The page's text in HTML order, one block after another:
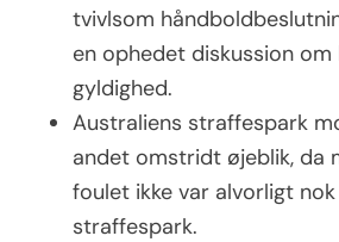
tvivlsom
en ophedet diskussion om
gyldighed.
Australiens straffespark
andet omstridt øjeblik, da
foulet ikke var alvorligt
straffespark.